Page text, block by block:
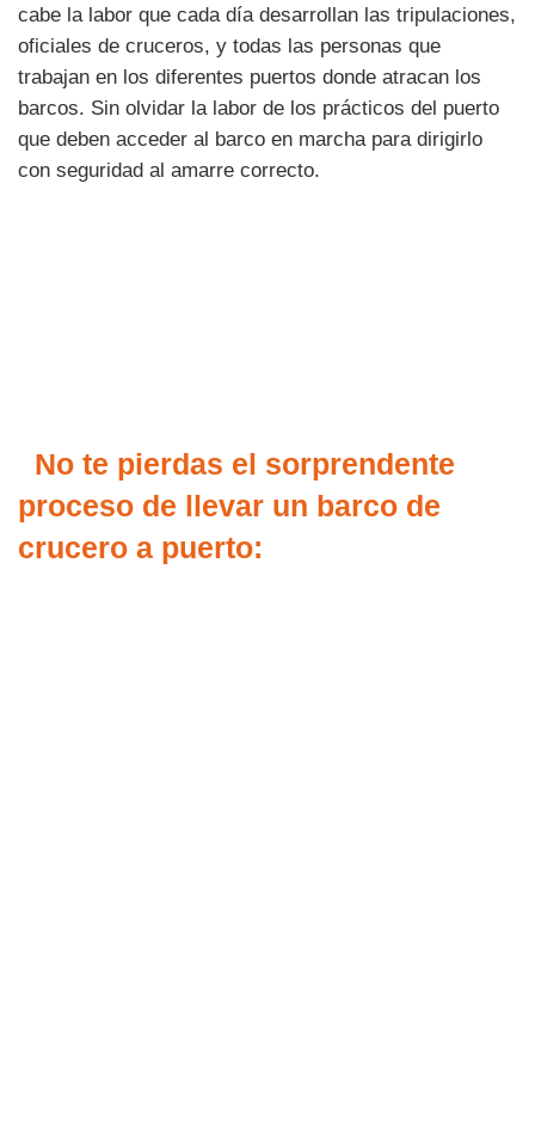
cabe la labor que cada día desarrollan las tripulaciones,
oficiales de cruceros, y todas las personas que
trabajan en los diferentes puertos donde atracan los
barcos. Sin olvidar la labor de los prácticos del puerto
que deben acceder al barco en marcha para dirigirlo
con seguridad al amarre correcto.
No te pierdas el sorprendente
proceso de llevar un barco de
crucero a puerto: